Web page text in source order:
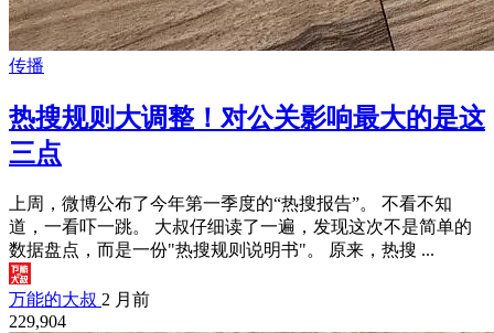
传播
热搜规则大调整！对公关影响最大的是这
三点
上周，微博公布了今年第一季度的“热搜报告”。 不看不知
道，一看吓一跳。 大叔仔细读了一遍，发现这次不是简单的
数据盘点，而是一份"热搜规则说明书"。 原来，热搜 ...
万能的大叔 2 月前
229,904